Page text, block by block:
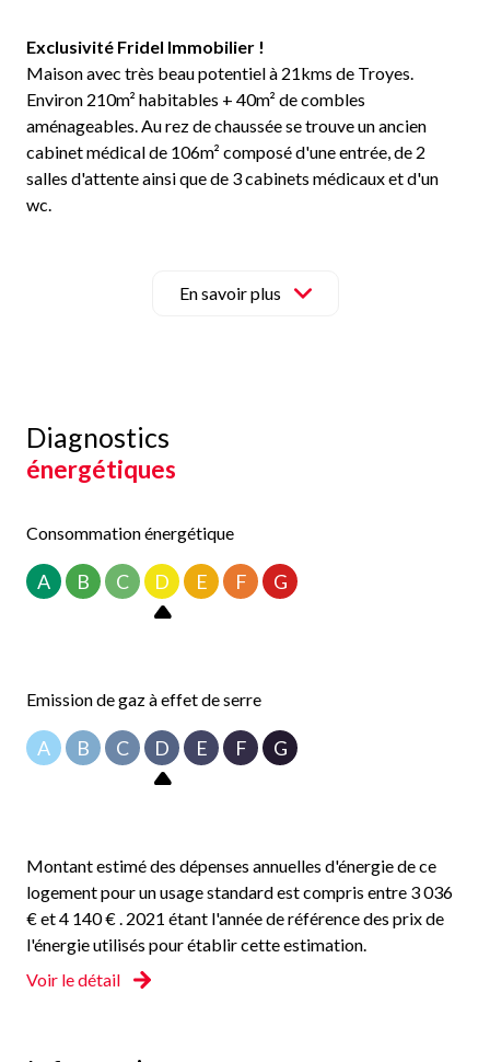
Exclusivité Fridel Immobilier !
Maison avec très beau potentiel à 21kms de Troyes.
Environ 210m² habitables + 40m² de combles
aménageables. Au rez de chaussée se trouve un ancien
cabinet médical de 106m² composé d'une entrée, de 2
salles d'attente ainsi que de 3 cabinets médicaux et d'un
wc.
salle de bains et d'un wc. La maison dispose également de 2
caves, d'une terrasse couverte à l'étage, mais aussi d'une
sont disponibles sur le site Géorisques
(http://www.georisques.fr
En savoir plus
Diagnostics
énergétiques
Consommation énergétique
A B C D E F G
Emission de gaz à effet de serre
A B C D E F G
Montant estimé des dépenses annuelles d'énergie de ce
logement pour un usage standard est compris entre 3 036
€ et 4 140 € . 2021 étant l'année de référence des prix de
l'énergie utilisés pour établir cette estimation.
Voir le détail